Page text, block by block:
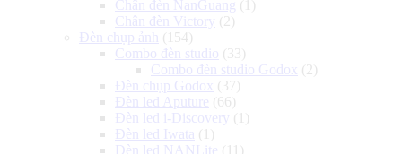
Chân đèn NanGuang (1)
Chân đèn Victory (2)
Đèn chụp ảnh
(154)
Combo đèn studio (33)
Combo đèn studio Godox (2)
Đèn chụp Godox (37)
Đèn led Aputure (66)
Đèn led i-Discovery (1)
Đèn led Iwata (1)
Đèn led NANLite (11)